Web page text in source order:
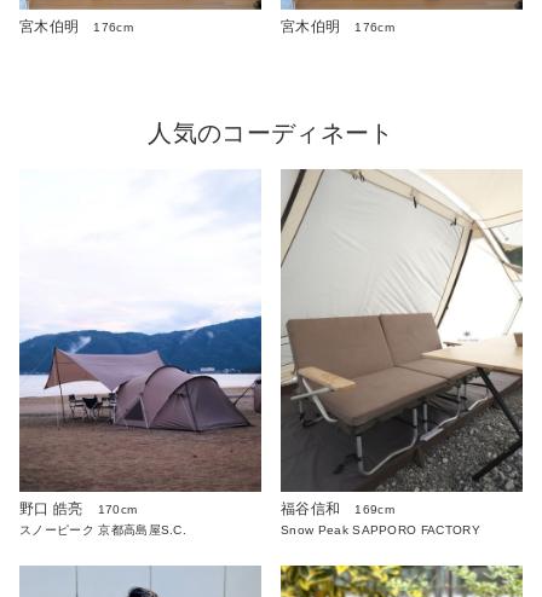
宮木伯明 176cm 宮木伯明 176cm
人気のコーディネート
野口 皓亮
170cm
スノーピーク 京都高島屋S.C.
福谷信和
169cm
Snow Peak SAPPORO FACTORY